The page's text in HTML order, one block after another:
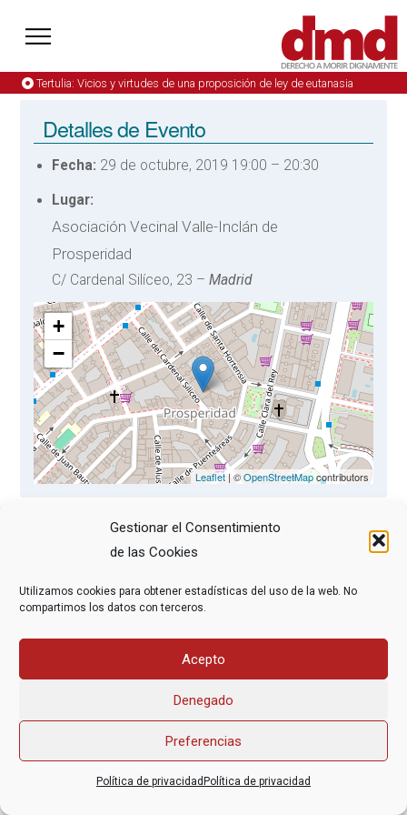
Gestionar el Consentimiento
de las Cookies
Utilizamos cookies para obtener estadísticas del uso de la web. No
compartimos los datos con terceros.
Acepto
Denegado
Preferencias
Política de privacidad Política de privacidad
Tertulia: Vicios y virtudes de una proposición de ley de eutanasia
Detalles de Evento
Fecha: 29 de octubre, 2019 19:00 – 20:30
Lugar:
Asociación Vecinal Valle-Inclán de
Prosperidad
C/ Cardenal Silíceo, 23 –Madrid
+
−
Leaflet| ©OpenStreetMapcontributors
Si te interesa asistir, te recomendamos la lectura
Asociación Federal Derecho a Morir Dignamente (DMD)